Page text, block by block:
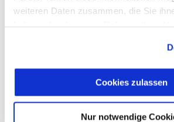
weiteren Daten zusammen, die Sie
Cookies zulassen
Nur notwendige
13. Don Bonn – Slaves
ÄHNLICHE PRODUKTE